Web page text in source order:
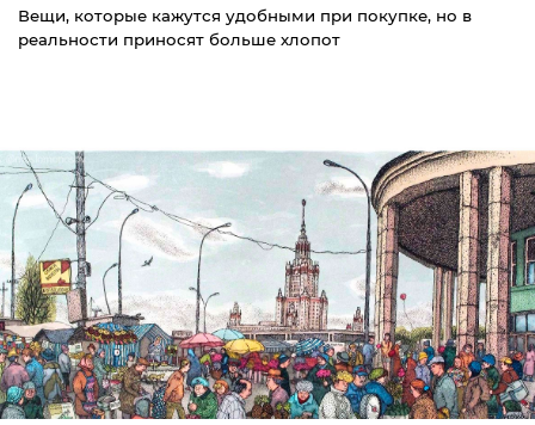
Вещи, которые кажутся удобными при покупке, но в
реальности приносят больше хлопот